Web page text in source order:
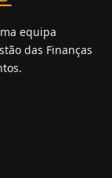
equipa
das Finanças